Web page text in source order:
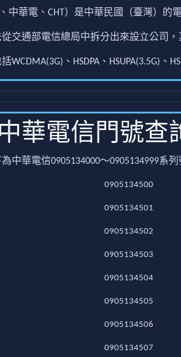
中華電、CHT）是中華民國（臺灣）的
交通部電信總局中拆分出來設立公司
、HSDPA、HSUPA(3.5G)、
華電信門號查
中華電信0905134000～0905134999系列
0905134500
0905134501
0905134502
0905134503
0905134504
0905134505
0905134506
0905134507